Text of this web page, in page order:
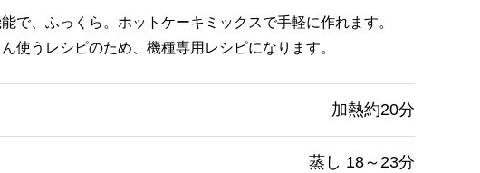
で、ふっくら。ホットケーキミックスで手軽に作れます。
使うレシピのため、機種専用レシピになります。
加熱約20分
蒸し 18～23分